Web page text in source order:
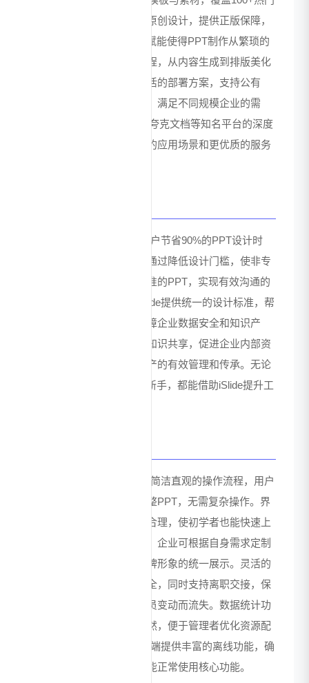
行业场景，所有资源均为原创设计，提供正版保障，
确保商用零风险。AI技术赋能使得PPT制作从繁琐的
手动设计转变为智能化流程，从内容生成到排版美化
全程自动化。平台提供灵活的部署方案，支持公有
云、私有部署等多种方式，满足不同规模企业的需
求。与微软OfficePLUS、夸克文档等知名平台的深度
合作为用户提供了更广泛的应用场景和更优质的服务
iSlide的核心价值在于为用户节省90%的PPT设计时
间，显著提升办公效率。通过降低设计门槛，使非专
业人士也能制作出专业水准的PPT，实现有效沟通的
价值。对于企业用户，iSlide提供统一的设计标准，帮
助提升品牌形象，同时保障企业数据安全和知识产
权。平台支持团队协作与知识共享，促进企业内部资
源优化配置，实现设计资产的有效管理和传承。无论
是PPT设计达人还是职场新手，都能借助iSlide提升工
iSlide注重用户体验，提供简洁直观的操作流程，用户
只需输入主题即可生成完整PPT，无需复杂操作。界
面设计人性化，功能布局合理，使初学者也能快速上
手。平台支持个性化定制，企业可根据自身需求定制
专属模板和功能，实现品牌形象的统一展示。灵活的
权限管理系统确保内容安全，同时支持离职交接，保
障企业内容资产不会因人员变动而流失。数据统计功
能让团队使用情况一目了然，便于管理者优化资源配
置和培训计划。iSlide客户端提供丰富的离线功能，确
保用户在无网络环境下也能正常使用核心功能。